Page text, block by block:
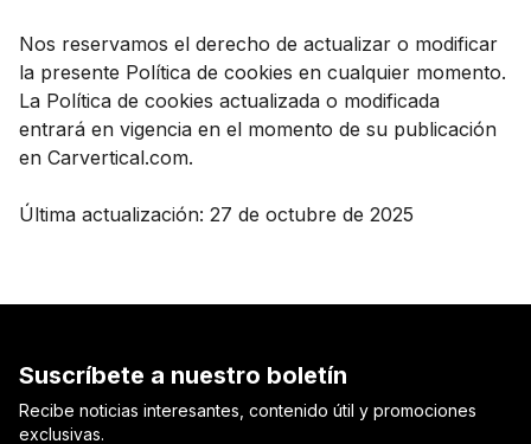
Nos reservamos el derecho de actualizar o modificar
la presente Política de cookies en cualquier momento.
La Política de cookies actualizada o modificada
entrará en vigencia en el momento de su publicación
en Carvertical.com.
Última actualización: 27 de octubre de 2025
Suscríbete a nuestro boletín
Recibe noticias interesantes, contenido útil y promociones
exclusivas.